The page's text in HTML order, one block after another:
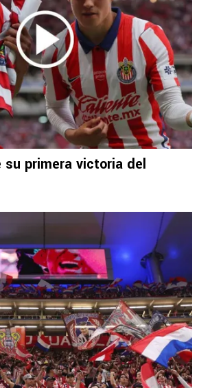
su primera victoria del